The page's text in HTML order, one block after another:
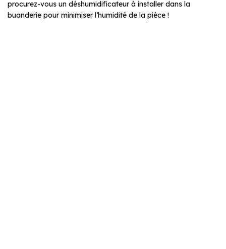
procurez-vous un déshumidificateur à installer dans la
buanderie pour minimiser l’humidité de la pièce !